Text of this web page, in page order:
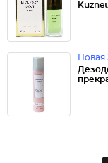
Новая